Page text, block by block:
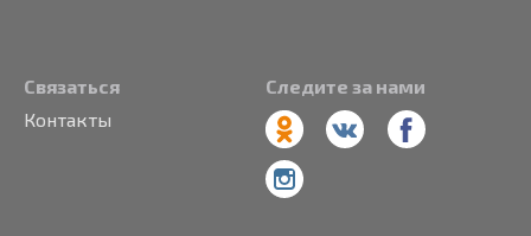
Связаться
Контакты
Следите за нами